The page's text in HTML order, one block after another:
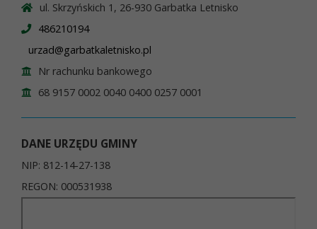
ul. Skrzyńskich 1, 26-930 Garbatka Letnisko
486210194
urzad@garbatkaletnisko.pl
Nr rachunku bankowego
68 9157 0002 0040 0400 0257 0001
DANE URZĘDU GMINY
NIP: 812-14-27-138
REGON: 000531938